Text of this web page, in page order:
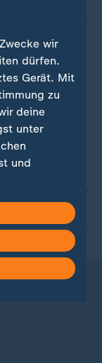
wir
dürfen.
Gerät. Mit
zu
deine
unter
und
ändern.